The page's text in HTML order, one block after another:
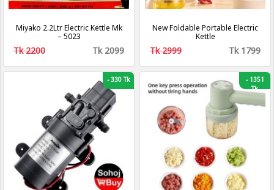
Miyako 2.2Ltr Electric Kettle Mk
– 5023
Tk 2200 Tk 2099
New Foldable Portable Electric
Kettle
Tk 2999 Tk 1799
-330 Tk -1351
Tk